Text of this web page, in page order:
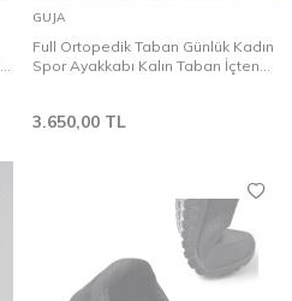
GUJA
Full Ortopedik Taban Günlük Kadın
Spor Ayakkabı Kalın Taban İçten
3.650,00 TL